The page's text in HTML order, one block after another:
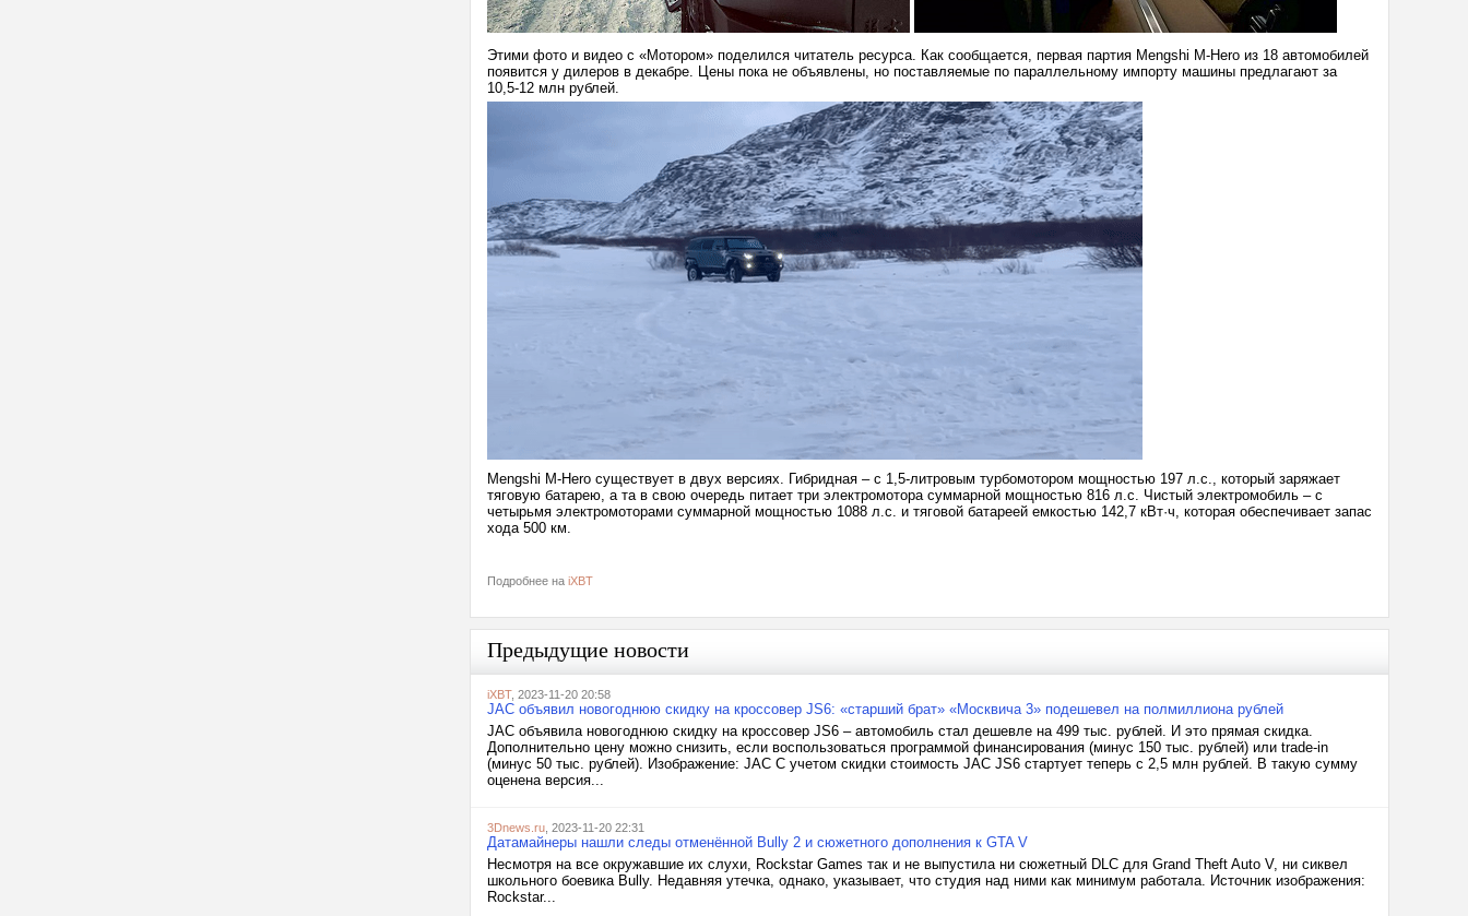
Этими фото и видео с «Мотором» поделился читатель ресурса. Как сообщается, первая партия Mengshi M-Hero из 18 автомобилей
появится у дилеров в декабре. Цены пока не объявлены, но поставляемые по параллельному импорту машины предлагают за
10,5-12 млн рублей.
Mengshi M-Hero существует в двух версиях. Гибридная – с 1,5-литровым турбомотором мощностью 197 л.с., который заряжает
тяговую батарею, а та в свою очередь питает три электромотора суммарной мощностью 816 л.с. Чистый электромобиль – с
четырьмя электромоторами суммарной мощностью 1088 л.с. и тяговой батареей емкостью 142,7 кВт·ч, которая обеспечивает запас
хода 500 км.
Подробнее на iXBT
Предыдущие новости
iXBT, 2023-11-20 20:58
JAC объявил новогоднюю скидку на кроссовер JS6: «старший брат» «Москвича 3» подешевел на полмиллиона рублей
JAC объявила новогоднюю скидку на кроссовер JS6 – автомобиль стал дешевле на 499 тыс. рублей. И это прямая скидка.
Дополнительно цену можно снизить, если воспользоваться программой финансирования (минус 150 тыс. рублей) или trade-in
(минус 50 тыс. рублей). Изображение: JAC С учетом скидки стоимость JAC JS6 стартует теперь с 2,5 млн рублей. В такую сумму
оценена версия...
3Dnews.ru , 2023-11-20 22:31
Датамайнеры нашли следы отменённой Bully 2 и сюжетного дополнения к GTA V
Несмотря на все окружавшие их слухи, Rockstar Games так и не выпустила ни сюжетный DLC для Grand Theft Auto V, ни сиквел
школьного боевика Bully. Недавняя утечка, однако, указывает, что студия над ними как минимум работала. Источник изображения:
Rockstar...